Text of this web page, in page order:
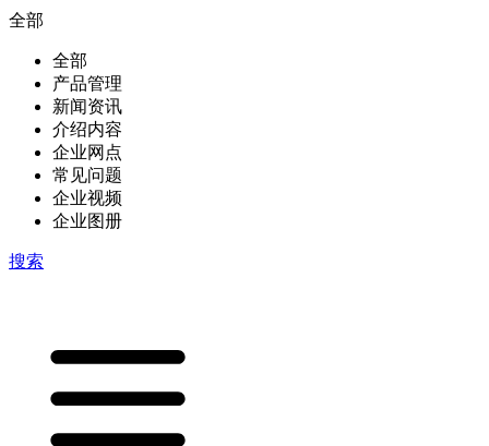
全部
全部
产品管理
新闻资讯
介绍内容
企业网点
常见问题
企业视频
企业图册
搜索